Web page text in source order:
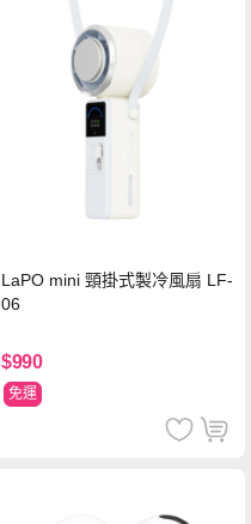
LaPO mini 頸掛式製冷風扇 LF-
06
$990
免運